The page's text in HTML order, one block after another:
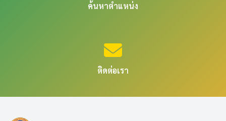
ค้นหาตำแหน่ง
ติดต่อเรา